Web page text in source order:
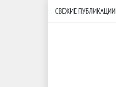
СВЕЖИЕ ПУБЛИКАЦИИ